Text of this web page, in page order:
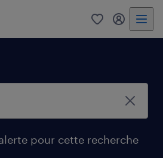
0 my
pour cette recherche